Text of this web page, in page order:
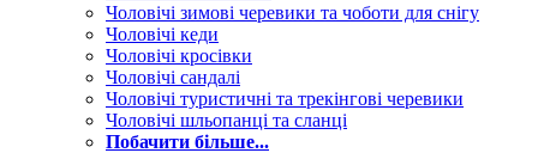
Чоловічі зимові черевики та чоботи для снігу
Чоловічі кеди
Чоловічі кросівки
Чоловічі сандалі
Чоловічі туристичні та трекінгові черевики
Чоловічі шльопанці та сланці
Побачити більше...